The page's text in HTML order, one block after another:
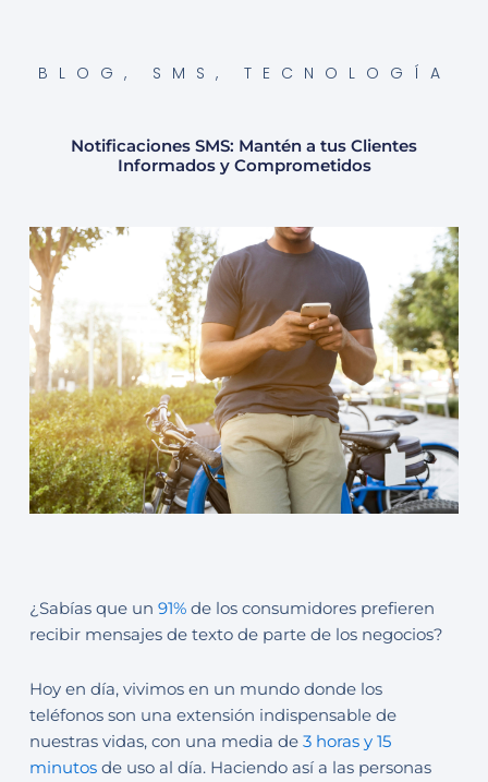
BLOG , SMS , TECNOLOGÍA
Notificaciones SMS: Mantén a tus Clientes
Informados y Comprometidos
¿Sabías que un 91%de los consumidores prefieren
recibir mensajes de texto de parte de los negocios?
Hoy en día, vivimos en un mundo donde los
teléfonos son una extensión indispensable de
nuestras vidas, con una media de 3 horas y 15
minutosde uso al día. Haciendo así a las personas